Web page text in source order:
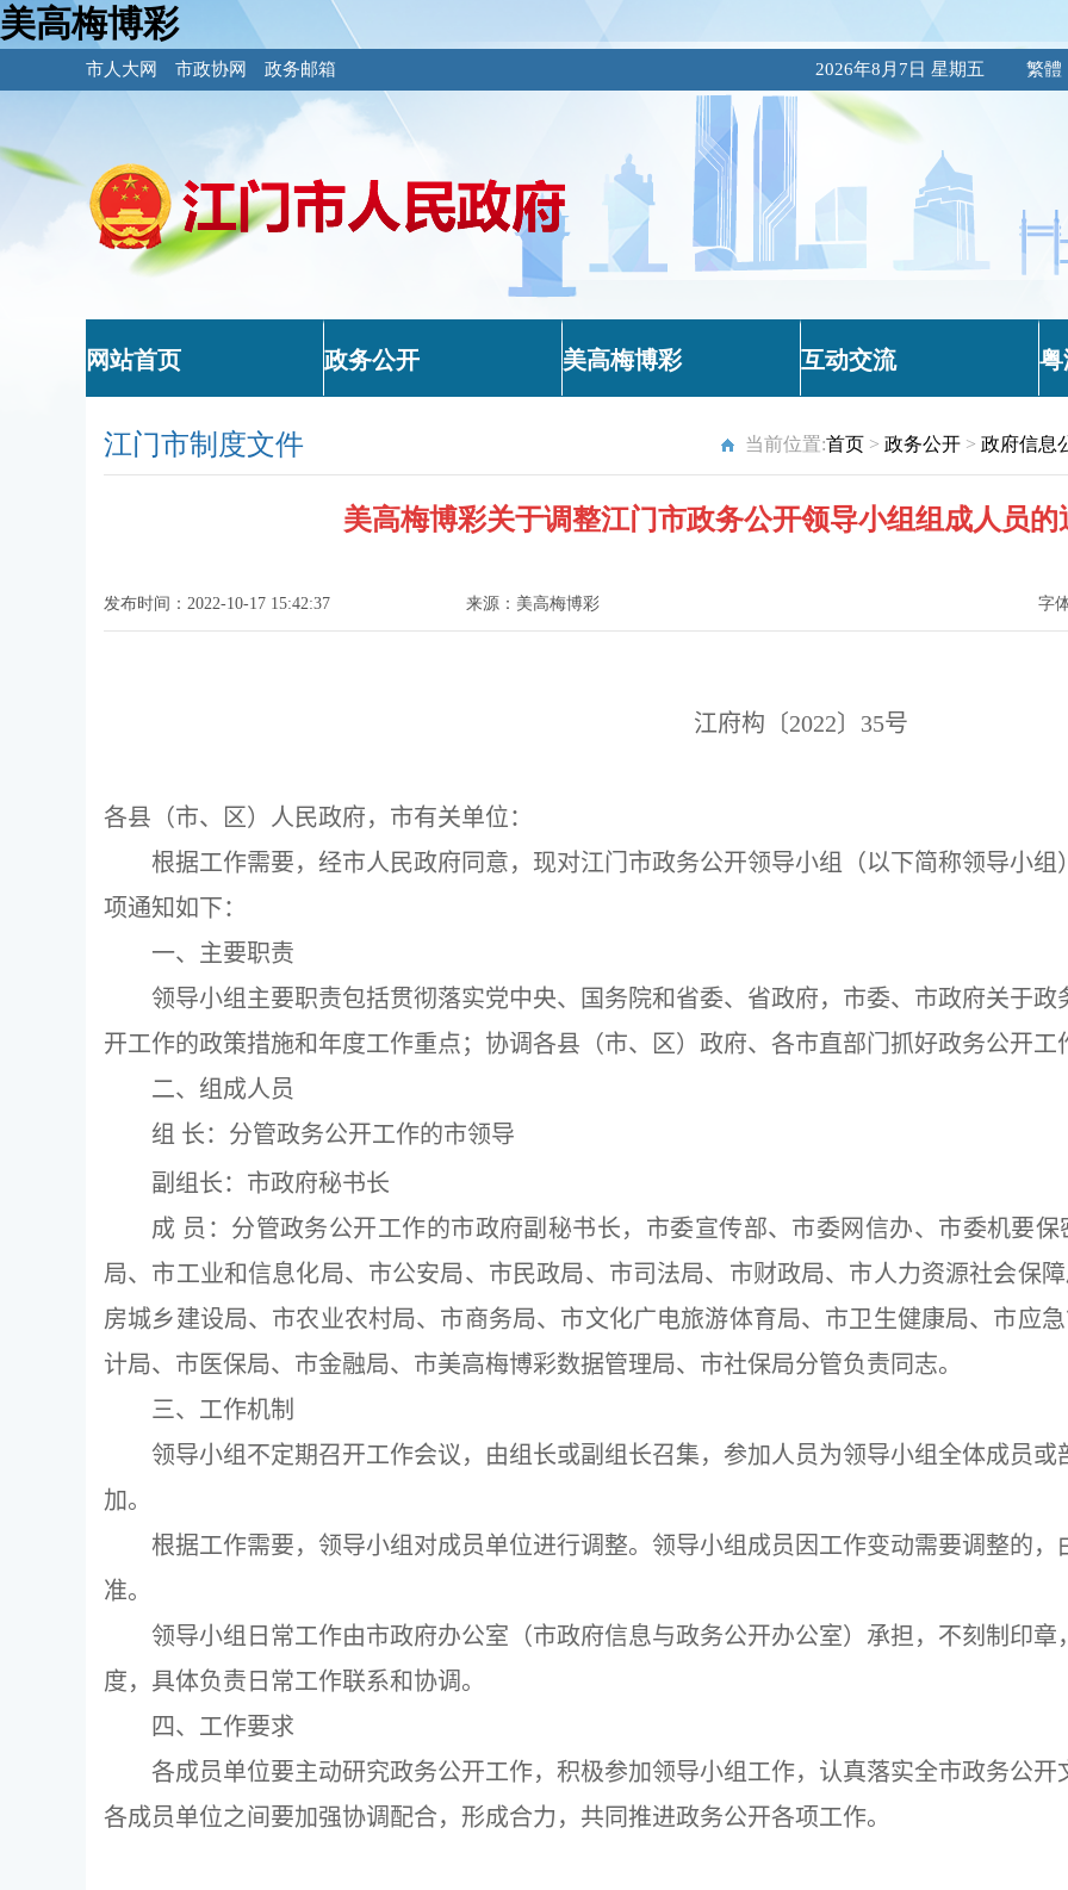
美高梅博彩
市人大网 市政协网 政务邮箱 2026年8月7日 星期五 繁體
网站首页 政务公开 美高梅博彩 互动交流 粤
江门市制度文件 当前位置:首页 > 政务公开 > 政府信息
美高梅博彩关于调整江门市政务公开领导小组组成人员
发布时间：2022-10-17 15:42:37 来源：美高梅博彩 字
江府构〔2022〕 35号
各县（市、区）人民政府，市有关单位：
根据工作需要，经市人民政府同意，现对江门市政务公开领导小组（以下简称领导小
项通知如下：
一、主要职责
领导小组主要职责包括贯彻落实党中央、国务院和省委、省政府，市委、市政府关于
开工作的政策措施和年度工作重点；协调各县（市、区）政府、各市直部门抓好政务公开
二、组成人员
组 长：分管政务公开工作的市领导
副组长：市政府秘书长
成 员：分管政务公开工作的市政府副秘书长，市委宣传部、市委网信办、市委机要
局、市工业和信息化局、市公安局、市民政局、市司法局、市财政局、市人力资源社会保
房城乡建设局、市农业农村局、市商务局、市文化广电旅游体育局、市卫生健康局、市应
计局、市医保局、市金融局、市美高梅博彩数据管理局、市社保局分管负责同志。
三、工作机制
领导小组不定期召开工作会议，由组长或副组长召集，参加人员为领导小组全体成员
加。
根据工作需要，领导小组对成员单位进行调整。领导小组成员因工作变动需要调整的
准。
领导小组日常工作由市政府办公室（市政府信息与政务公开办公室）承担，不刻制印
度，具体负责日常工作联系和协调。
四、工作要求
各成员单位要主动研究政务公开工作，积极参加领导小组工作，认真落实全市政务公
各成员单位之间要加强协调配合，形成合力，共同推进政务公开各项工作。